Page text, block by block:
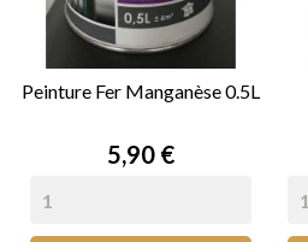
Peinture Fer Manganèse 0.5L
Prix
5,90 €